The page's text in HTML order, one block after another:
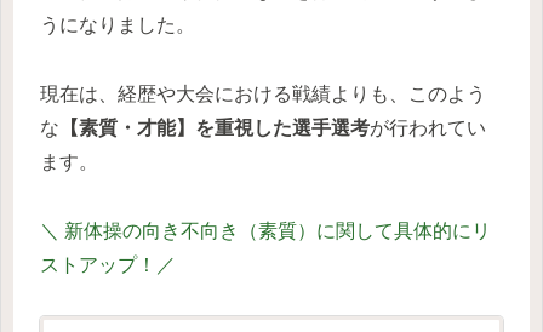
うになりました。
現在は、経歴や大会における戦績よりも、このよう
な 【素質・才能】を重視した選手選考が行われてい
ます。
＼ 新体操の向き不向き（素質）に関して具体的にリ
ストアップ！／